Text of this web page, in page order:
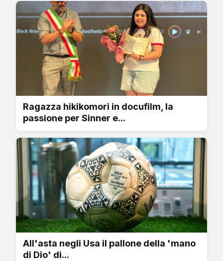
Ragazza hikikomori in docufilm, la
passione per Sinner e...
All'asta negli Usa il pallone della 'mano
di Dio' di...